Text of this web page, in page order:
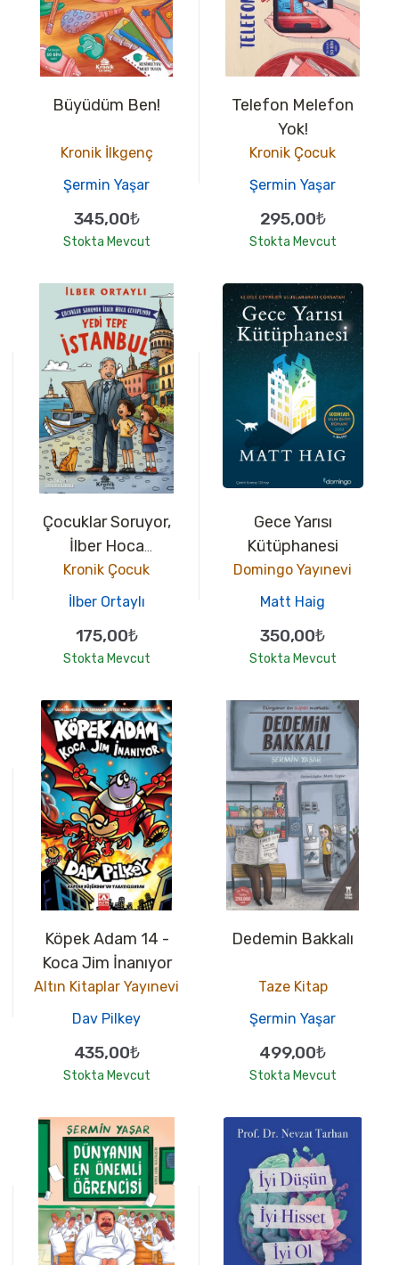
Büyüdüm Ben!
Kronik İlkgenç
Şermin Yaşar
345,00₺
Stokta Mevcut
Telefon Melefon
Yok!
Kronik Çocuk
Şermin Yaşar
295,00₺
Stokta Mevcut
10
Çocuklar Soruyor,
İlber Hoca
Cevaplıyor: Yedi
Tepe İstanbul
Kronik Çocuk
İlber Ortaylı
175,00₺
Stokta Mevcut
10
Gece Yarısı
Kütüphanesi
Domingo Yayınevi
Matt Haig
350,00₺
Stokta Mevcut
10
Köpek Adam 14 -
Koca Jim İnanıyor
Altın Kitaplar Yayınevi
Dav Pilkey
435,00₺
Stokta Mevcut
10
Dedemin Bakkalı
Taze Kitap
Şermin Yaşar
499,00₺
Stokta Mevcut
10 100